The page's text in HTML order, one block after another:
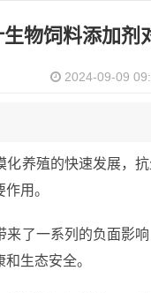
物饲料添加剂
2024-09-09
养殖的快速发展，
用。
了一系列的负面影
生态安全。